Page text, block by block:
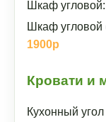
Шкаф угловой:
Шкаф угловой
1900р
Кровати и
Кухонный